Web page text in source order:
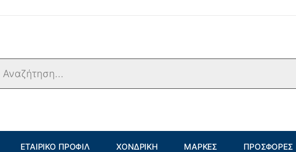
ΕΤΑΙΡΙΚΌ ΠΡΟΦΊΛ ΧΟΝΔΡΙΚΉ ΜΆΡΚΕΣ ΠΡΟΣΦΟΡΈΣ